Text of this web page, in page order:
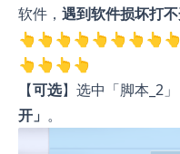
软件， 遇到软件损坏打不
👆👆👆👆
【可选】选中「脚本_2」
开」 。